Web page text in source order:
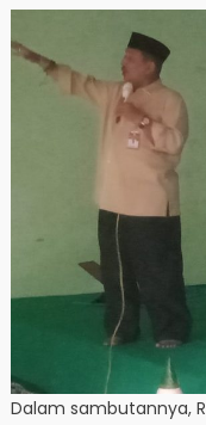
Dalam sambutannya,